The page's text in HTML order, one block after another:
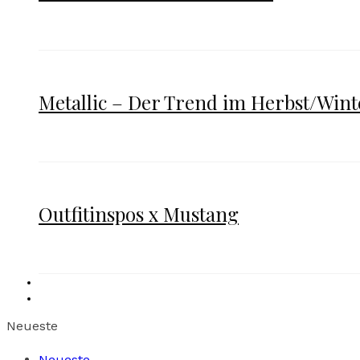
Metallic – Der Trend im Herbst/
Outfitinspos x Mustang
Neueste